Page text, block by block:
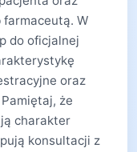
W
do oficjalnej
oraz
że
charakter
konsultacji z